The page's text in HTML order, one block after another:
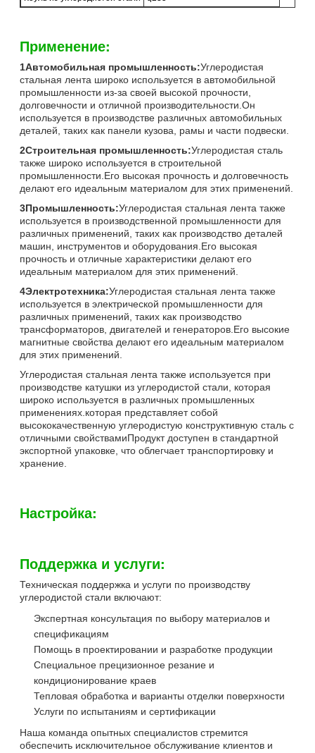
Применение:
1Автомобильная промышленность:Углеродистая
стальная лента широко используется в автомобильной
промышленности из-за своей высокой прочности,
долговечности и отличной производительности.Он
используется в производстве различных автомобильных
деталей, таких как панели кузова, рамы и части подвески.
2Строительная промышленность:Углеродистая сталь
также широко используется в строительной
промышленности.Его высокая прочность и долговечность
делают его идеальным материалом для этих применений.
3Промышленность:Углеродистая стальная лента также
используется в производственной промышленности для
различных применений, таких как производство деталей
машин, инструментов и оборудования.Его высокая
прочность и отличные характеристики делают его
идеальным материалом для этих применений.
4Электротехника:Углеродистая стальная лента также
используется в электрической промышленности для
различных применений, таких как производство
трансформаторов, двигателей и генераторов.Его высокие
магнитные свойства делают его идеальным материалом
для этих применений.
Углеродистая стальная лента также используется при
производстве катушки из углеродистой стали, которая
широко используется в различных промышленных
применениях.которая представляет собой
высококачественную углеродистую конструктивную сталь с
отличными свойствамиПродукт доступен в стандартной
экспортной упаковке, что облегчает транспортировку и
хранение.
Настройка:
Поддержка и услуги:
Техническая поддержка и услуги по производству
углеродистой стали включают:
Экспертная консультация по выбору материалов и
спецификациям
Помощь в проектировании и разработке продукции
Специальное прецизионное резание и
кондиционирование краев
Тепловая обработка и варианты отделки поверхности
Услуги по испытаниям и сертификации
Наша команда опытных специалистов стремится
обеспечить исключительное обслуживание клиентов и